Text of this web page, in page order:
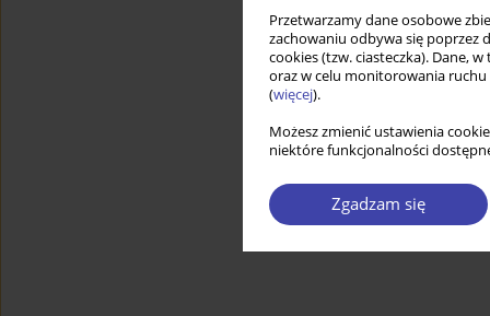
Przetwarzamy dane osobowe
zachowaniu odbywa się poprzez
cookies (tzw. ciasteczka). Dane,
oraz w celu monitorowania
(więcej).
Możesz zmienić ustawienia
niektóre funkcjonalności
Zgadzam się